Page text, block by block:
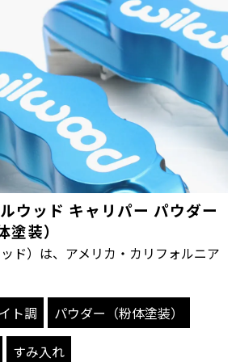
ウッド キャリパー パウダー
装）
ド）は、アメリカ・カリフォルニア
ト調
パウダー（粉体塗装）
すみ入れ